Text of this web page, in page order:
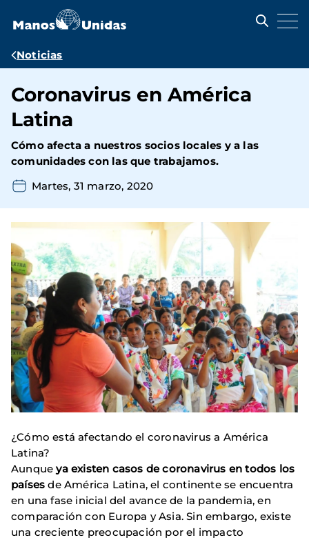
contenido
Ruta
navegación
Noticias
Coronavirus en América
Latina
Cómo afecta a nuestros socios locales y a las
comunidades con las que trabajamos.
Martes, 31 marzo, 2020
¿Cómo está afectando el coronavirus a América
Latina?
Aunqueya existen casos de coronavirus en todos los
paísesde América Latina, el continente se encuentra
en una fase inicial del avance de la pandemia, en
comparación con Europa y Asia. Sin embargo, existe
una creciente preocupación por el impacto